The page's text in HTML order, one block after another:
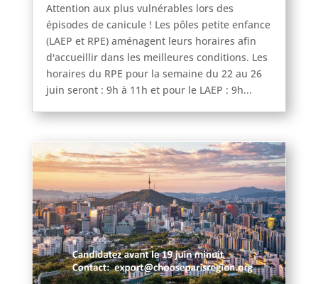
Attention aux plus vulnérables lors des
épisodes de canicule ! Les pôles petite enfance
(LAEP et RPE) aménagent leurs horaires afin
d'accueillir dans les meilleures conditions. Les
horaires du RPE pour la semaine du 22 au 26
juin seront : 9h à 11h et pour le LAEP : 9h...